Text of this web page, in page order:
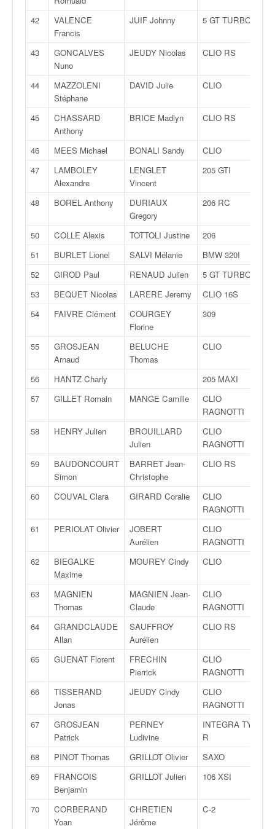
42
VALENCE
Francis
JUIF Johnny 5 GT TURBO
43
GONCALVES
Nuno
JEUDY Nicolas CLIO RS
44
MAZZOLENI
Stéphane
DAVID Julie CLIO
45
CHASSARD
Anthony
BRICE Madlyn CLIO RS
46 MEES Michael BONALI Sandy CLIO
47
LAMBOLEY
Alexandre
LENGLET
Vincent
205 GTI
48 BOREL Anthony
DURIAUX
Gregory
206 RC
50 COLLE Alexis TOTTOLI Justine 206
51
BURLET Lionel SALVI Mélanie BMW 320I
52
GIROD Paul RENAUD Julien 5 GT TURBO
53
BEQUET Nicolas LARERE Jeremy CLIO 16S
54
FAIVRE Clément
COURGEY
Florine
309
55
GROSJEAN
Arnaud
BELUCHE
Thomas
CLIO
56 HANTZ Charly 205 MAXI
57
GILLET Romain MANGE Camille
CLIO
RAGNOTTI
58 HENRY Julien
BROUILLARD
Julien
CLIO
RAGNOTTI
59
BAUDONCOURT
Simon
BARRET Jean-
Christophe
CLIO RS
60 COUVAL Clara GIRARD Coralie
CLIO
RAGNOTTI
61 PERIOLAT Olivier
JOBERT
Aurélien
CLIO
RAGNOTTI
62
BIEGALKE
Maxime
MOUREY Cindy CLIO
63
MAGNIEN
Thomas
MAGNIEN Jean-
Claude
CLIO
RAGNOTTI
64
GRANDCLAUDE
Allan
SAUFFROY
Aurélien
CLIO RS
65 GUENAT Florent
FRECHIN
Pierrick
CLIO
RAGNOTTI
66
TISSERAND
Jonas
JEUDY Cindy
CLIO
RAGNOTTI
67
GROSJEAN
Patrick
PERNEY
Ludivine
INTEGRA TYPE
R
68 PINOT Thomas GRILLOT Olivier SAXO
69
FRANCOIS
Benjamin
GRILLOT Julien 106 XSI
70
CORBERAND
Yoan
CHRETIEN
Jérôme
C-2